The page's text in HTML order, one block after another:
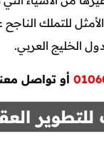
الأمثل للتملك
الخليج العربي.
أو تواصل